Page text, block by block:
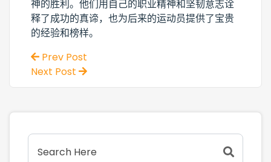
神的胜利。他们用自己的职业精神和坚韧意志诠
释了成功的真谛，也为后来的运动员提供了宝贵
的经验和榜样。
Prev Post
Next Post